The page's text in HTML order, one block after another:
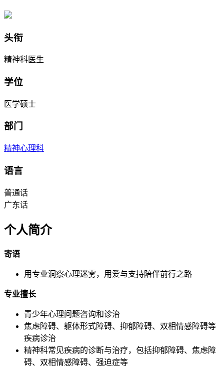
头衔
精神科医生
学位
医学硕士
部门
精神心理科
语言
普通话
广东话
个人简介
寄语
用专业洞察心理迷雾，用爱与支持陪伴前行之路
专业擅长
青少年心理问题咨询和诊治
焦虑障碍、躯体形式障碍、抑郁障碍、双相情感障碍等
疾病诊治
精神科常见疾病的诊断与治疗，包括抑郁障碍、焦虑障
碍、双相情感障碍、强迫症等